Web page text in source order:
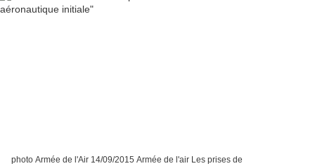
photo Armée de l'Air 14/09/2015 Armée de l'air Les prises de